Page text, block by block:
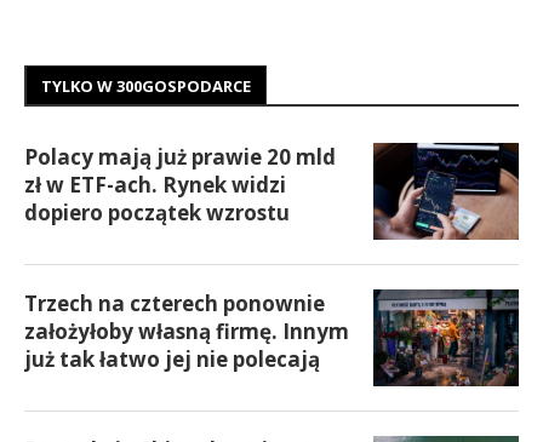
TYLKO W 300GOSPODARCE
Polacy mają już prawie 20 mld
zł w ETF-ach. Rynek widzi
dopiero początek wzrostu
Trzech na czterech ponownie
założyłoby własną firmę. Innym
już tak łatwo jej nie polecają